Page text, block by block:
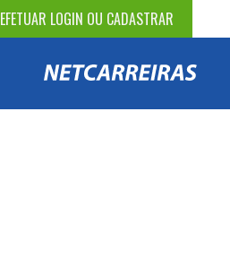
EFETUAR LOGIN OU CADASTRAR